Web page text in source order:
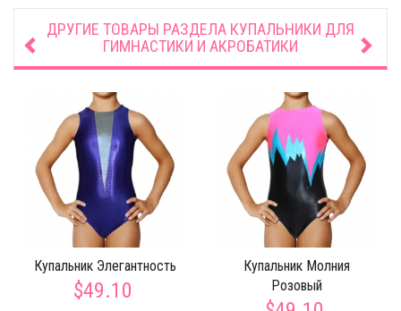
ДРУГИЕ ТОВАРЫ РАЗДЕЛА КУПАЛЬНИКИ ДЛЯ
ГИМНАСТИКИ И АКРОБАТИКИ
Купальник Элегантность
$49.10
Купальник Молния
Розовый